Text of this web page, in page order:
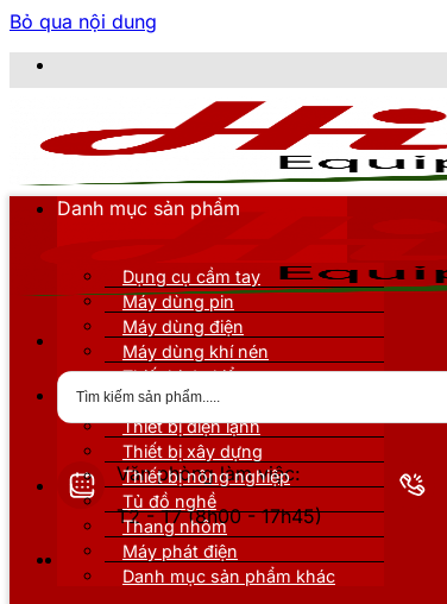
Bỏ qua nội dung
Văn phòng làm việc:
T2 - T7 (8h00 - 17h45)
Danh mục sản phẩm
Dụng cụ cầm tay
Máy dùng pin
Máy dùng điện
Máy dùng khí nén
Thiết bị đo kiểm
Thiết bị nâng đỡ
Thiết bị điện lạnh
Thiết bị xây dựng
Thiết bị nông nghiệp
Tủ đồ nghề
Thang nhôm
Máy phát điện
Danh mục sản phẩm khác